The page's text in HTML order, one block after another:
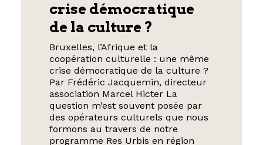
crise démocratique
de la culture ?
Bruxelles, l’Afrique et la
coopération culturelle : une même
crise démocratique de la culture ?
Par Frédéric Jacquemin, directeur
association Marcel Hicter La
question m’est souvent posée par
des opérateurs culturels que nous
formons au travers de notre
programme Res Urbis en région